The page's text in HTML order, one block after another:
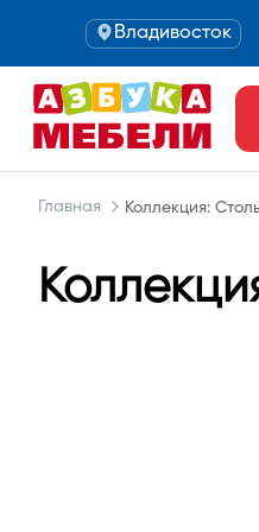
Владивосток
Главная Коллекция: